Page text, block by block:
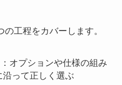
工程をカバーします。
：オプションや仕様の組み
って正しく選ぶ